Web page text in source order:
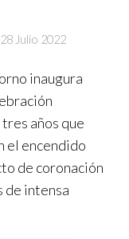
Julio 2022
inaugura
años que
el encendido
de coronación
de intensa